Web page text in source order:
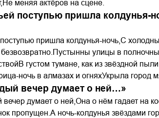
меняя актёров на сцене.
поступью пришла колдунья-
пришла колдунья-ночь,С
улицы в
густом тумане, как из звёздной
ночь в алмазах и огняхУкрыла город
вечер думает о ней…»
думает о ней,Она о нём гадает на
пропущен.А ночь-колдунья звёздами